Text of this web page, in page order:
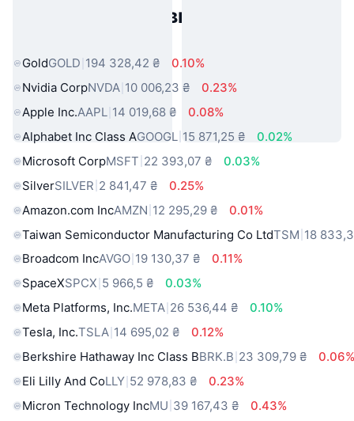
Популярні активи реального
GoldGOLD 194 328,42 ₴
0.10%
Nvidia CorpNVDA 10 006,23 ₴
0.23%
Apple Inc.AAPL 14 019,68 ₴
0.08%
Alphabet Inc Class AGOOGL 15 871,25 ₴
0.02%
Microsoft CorpMSFT 22 393,07 ₴
0.03%
SilverSILVER 2 841,47 ₴
0.25%
Amazon.com IncAMZN 12 295,29 ₴
0.01%
Taiwan Semiconductor Manufacturing Co LtdTSM 18
Broadcom IncAVGO 19 130,37 ₴
0.11%
SpaceXSPCX 5 966,5 ₴
0.03%
Meta Platforms, Inc.META 26 536,44 ₴
0.10%
Tesla, Inc.TSLA 14 695,02 ₴
0.12%
Berkshire Hathaway Inc Class BBRK.B 23 309,79 ₴
Eli Lilly And CoLLY 52 978,83 ₴
0.23%
Micron Technology IncMU 39 167,43 ₴
0.43%